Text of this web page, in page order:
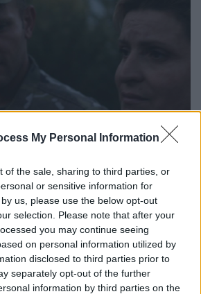
My Personal Information
of the sale, sharing to third parties, or
or sensitive information for
us, please use the below opt-out
selection. Please note that after your
you may continue seeing
on personal information utilized by
disclosed to third parties prior to
separately opt-out of the further
information by third parties on the
A magyar valóságnál
- Kilenc hónap háború,
Nagyi Projekt, Gettó
Volt
téka (kritika)